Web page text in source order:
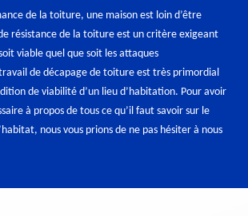
de la toiture, une maison est loin d’être
résistance de la toiture est un critère exigeant
viable quel que soit les attaques
de décapage de toiture est très primordial
de viabilité d’un lieu d’habitation. Pour avoir
à propos de tous ce qu’il faut savoir sur le
nous vous prions de ne pas hésiter à nous